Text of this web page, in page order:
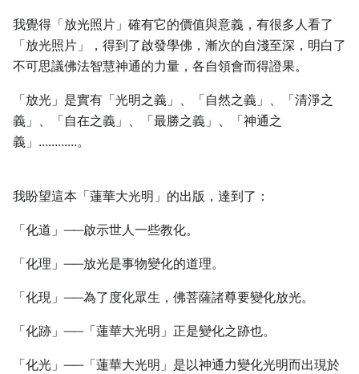
我覺得「放光照片」確有它的價值與意義，有很多人看了
「放光照片」，得到了啟發學佛，漸次的自淺至深，明白了
不可思議佛法智慧神通的力量，各自領會而得證果。
「放光」是實有「光明之義」、「自然之義」、「清淨之
義」、「自在之義」、「最勝之義」、「神通之
義」............。
我盼望這本「蓮華大光明」的出版，達到了：
「化道」──啟示世人一些教化。
「化理」──放光是事物變化的道理。
「化現」──為了度化眾生，佛菩薩諸尊要變化放光。
「化跡」──「蓮華大光明」正是變化之跡也。
「化光」──「蓮華大光明」是以神通力變化光明而出現於